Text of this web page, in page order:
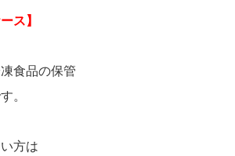
ース】
食品の保管
。
方は